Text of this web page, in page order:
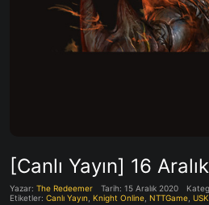
[Canlı Yayın] 16
Yazar: The Redeemer Tarih: 15 Aralık 2020
Etiketler: Canlı Yayın Knight Online NTTGame